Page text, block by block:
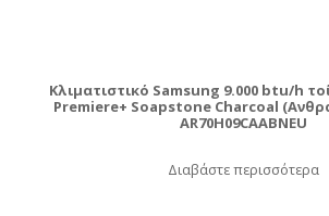
Κλιματιστικό Samsung 9.000 btu/h
Premiere+ Soapstone Charcoal
AR70H09CAABNEU
Διαβάστε περισσότερα